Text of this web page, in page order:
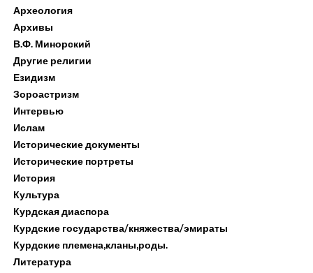
Археология
Архивы
В.Ф. Минорский
Другие религии
Езидизм
Зороастризм
Интервью
Ислам
Исторические документы
Исторические портреты
История
Культура
Курдская диаспора
Курдские государства/княжества/эмираты
Курдские племена,кланы,роды.
Литература